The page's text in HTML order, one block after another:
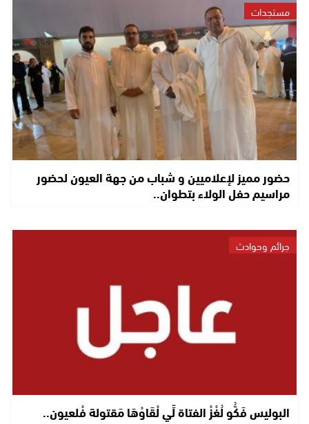
مستجدات
حضور مميز لإعلاميين و شباب من جهة العيون لحضور
مراسيم حفل الولاء بتطوان..
جرائم وحوادث
البوليس فَكُّو لُغْزْ الفتاة لِّي لْقَاوْهَا مَقتولة فْلعيون..